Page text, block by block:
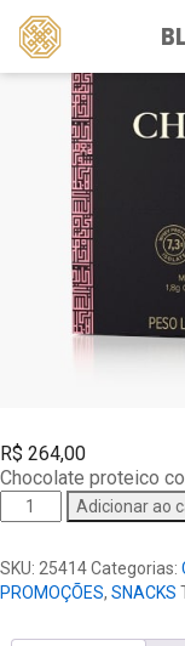
Pesquisar
por:
R$ 264,00
Chocolate proteico
Chocolift
Be
Box
quantidade
Adicionar ao
SKU: 25414Categorias:
PROMOÇÕES, SNACKS